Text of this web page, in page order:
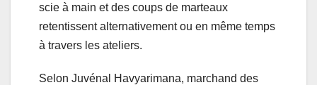
scie à main et des coups de marteaux
retentissent alternativement ou en même temps
à travers les ateliers.
Selon Juvénal Havyarimana, marchand des